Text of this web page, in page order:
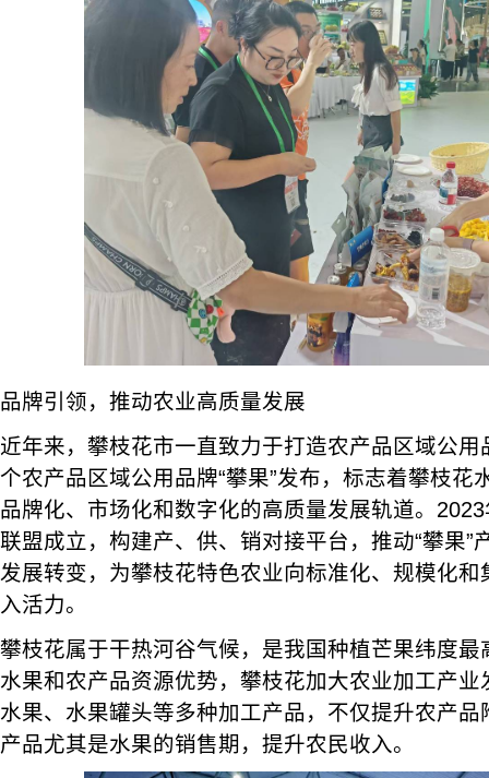
品牌引领，推动农业高质量发展
近年来，攀枝花市一直致力于打造农产品区域公
个农产品区域公用品牌“攀果”发布，标志着攀枝花
品牌化、市场化和数字化的高质量发展轨道。2023
联盟成立，构建产、供、销对接平台，推动“攀果”
发展转变，为攀枝花特色农业向标准化、规模化
入活力。
攀枝花属于干热河谷气候，是我国种植芒果纬度
水果和农产品资源优势，攀枝花加大农业加工产
水果、水果罐头等多种加工产品，不仅提升农产
产品尤其是水果的销售期，提升农民收入。